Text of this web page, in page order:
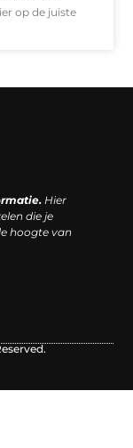
op de juiste
Hier
die je
hoogte van